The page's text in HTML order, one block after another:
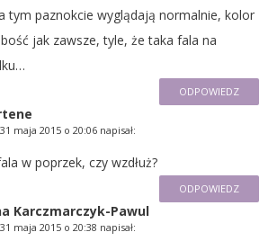
tym paznokcie wyglądają normalnie, kolor
jak zawsze, tyle, że taka fala na
ODPOWIEDZ
31 maja 2015 o 20:06 napisał:
w poprzek, czy wzdłuż?
ODPOWIEDZ
Karczmarczyk-Pawul
31 maja 2015 o 20:38 napisał: